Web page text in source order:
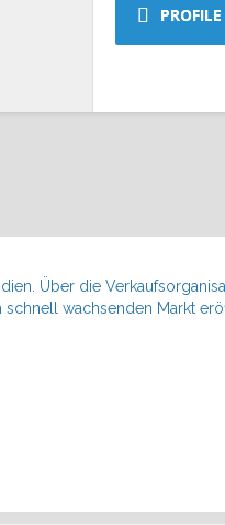
PROFILE
Über die
wachsenden Markt